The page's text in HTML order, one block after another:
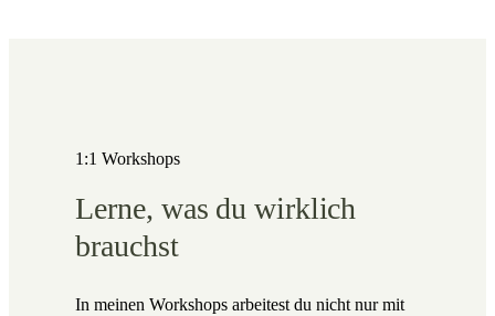
1:1 Workshops
Lerne, was du wirklich
brauchst
In meinen Workshops arbeitest du nicht nur mit